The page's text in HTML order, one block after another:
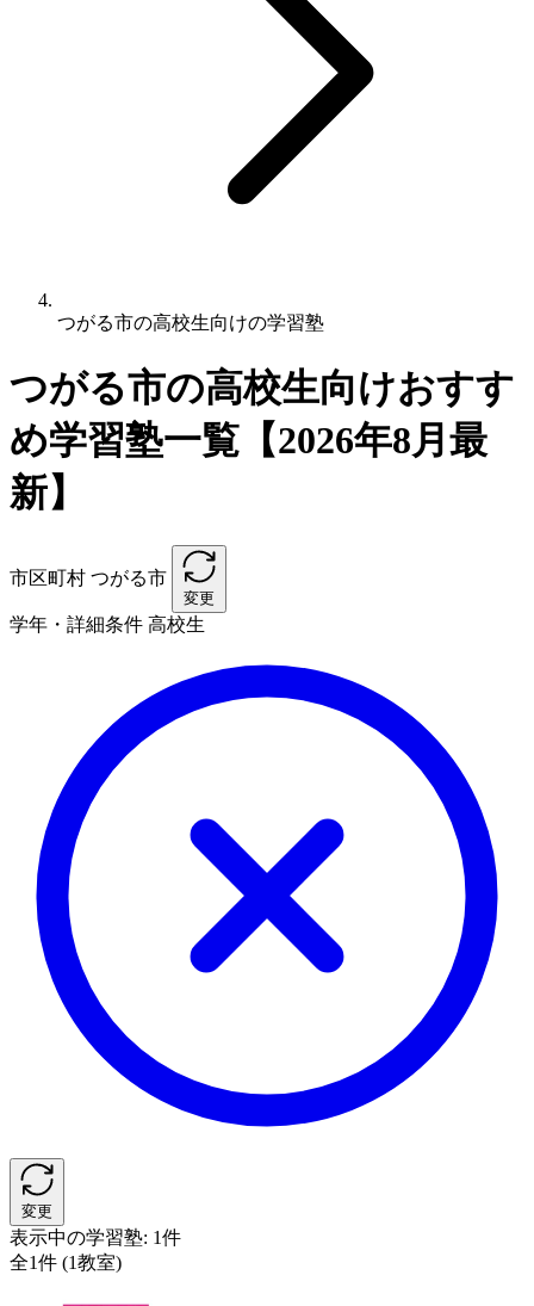
つがる市の高校生向けの学習塾
つがる市の高校生向けおすす
め学習塾一覧【2026年8月最
新】
市区町村 つがる市
変更
学年・詳細条件 高校生
変更
表示中の学習塾: 1件
全1件 (1教室)